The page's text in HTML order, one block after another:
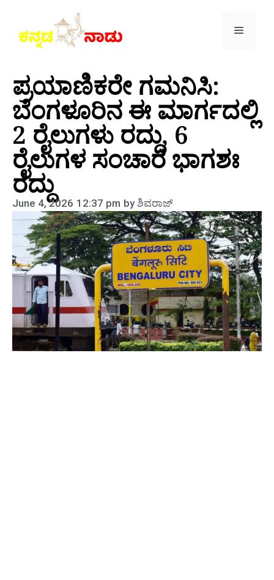
ಪ್ರಯಾಣಿಕರೇ ಗಮನಿಸಿ:
ಬೆಂಗಳೂರಿನ ಈ ಮಾರ್ಗದಲ್ಲಿ
2 ರೈಲುಗಳು ರದ್ದು, 6
ರೈಲುಗಳ ಸಂಚಾರ ಭಾಗಶಃ
ರದ್ದು
June 4, 2026 12:37 pm byಶಿವರಾಜ್